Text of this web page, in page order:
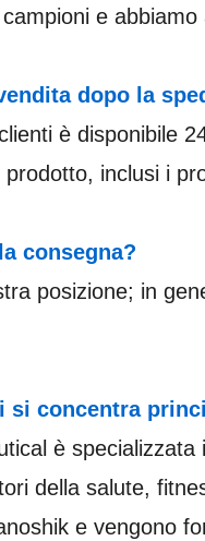
e
dopo la
è disponibile
inclusi i
consegna?
posizione; in
si concentra
è
della salute,
e vengono